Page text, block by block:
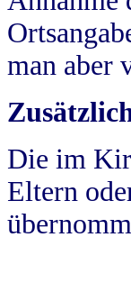
man aber
Die im
Eltern